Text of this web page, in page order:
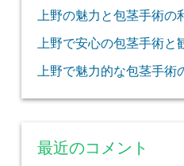
上野の魅力と包茎手術の
上野で安心の包茎手術と
上野で魅力的な包茎手術
最近のコメント